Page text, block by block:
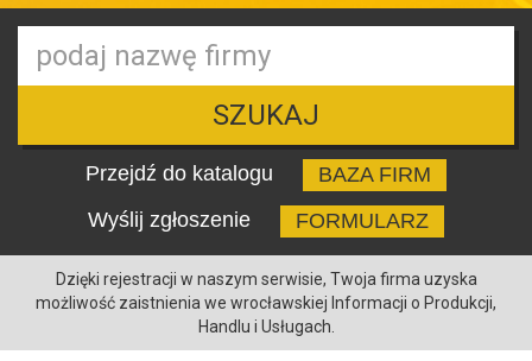
SZUKAJ
Przejdź do katalogu
BAZA FIRM
Wyślij zgłoszenie
FORMULARZ
Dzięki rejestracji w naszym serwisie, Twoja firma uzyska
możliwość zaistnienia we wrocławskiej Informacji o Produkcji,
Handlu i Usługach.